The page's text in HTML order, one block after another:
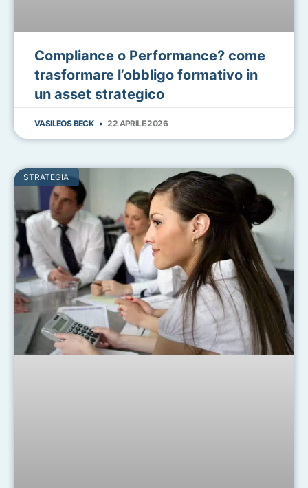
Compliance o Performance? come
trasformare l’obbligo formativo in
un asset strategico
VASILEOS BECK 22 APRILE 2026
STRATEGIA